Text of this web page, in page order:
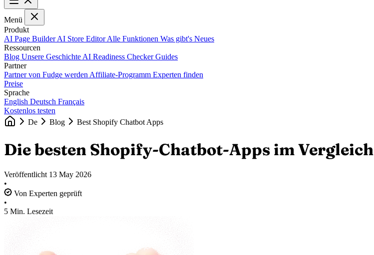
Menü
Produkt
AI Page BuilderAI Store EditorAlle Funktionen Was gibt's Neues
Ressourcen
Blog Unsere Geschichte AI Readiness CheckerGuides
Partner
Partner von Fudge werden Affiliate-Programm Experten finden
Preise
Sprache
English Deutsch Français
Kostenlos testen
De
Blog Best Shopify Chatbot Apps
Die besten Shopify-Chatbot-Apps im Vergleich
Veröffentlicht 13 May 2026
•
Von Experten geprüft
•
5 Min. Lesezeit